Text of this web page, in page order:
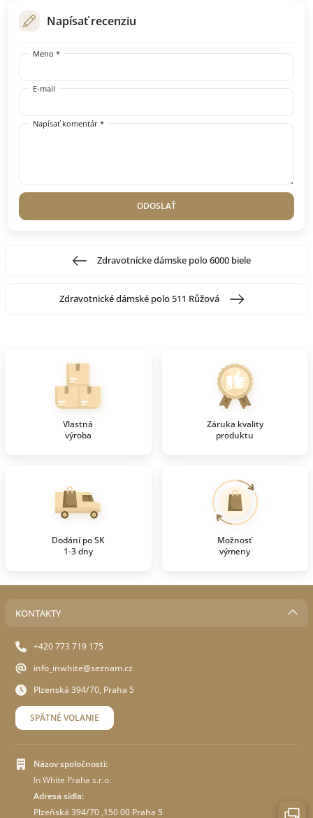
Napísať recenziu
Meno *
E-mail
Napísať komentár *
ODOSLAŤ
Zdravotnícke dámske polo 6000 biele
Zdravotnické dámské polo 511 Růžová
Vlastná
výroba
Záruka kvality
produktu
Dodání po SK
1-3 dny
Možnosť
výmeny
KONTAKTY
+420 773 719 175
info_inwhite@seznam.cz
Plzenská 394/70, Praha 5
SPÄTNÉ VOLANIE
Názov spoločnosti:
In White Praha s.r.o.
Adresa sídla:
Plzeňská 394/70 ,150 00 Praha 5